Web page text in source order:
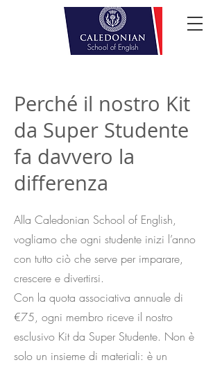
Perché il nostro Kit
da Super Studente
fa davvero la
differenza
Alla Caledonian School of English,
vogliamo che ogni studente inizi l’anno
con tutto ciò che serve per imparare,
crescere e divertirsi.
Con la quota associativa annuale di
€75, ogni membro riceve il nostro
esclusivo Kit da Super Studente. Non è
solo un insieme di materiali: è un